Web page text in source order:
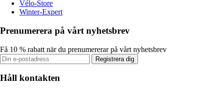
Vélo-Store
Winter-Expert
Prenumerera på vårt nyhetsbrev
Få 10 % rabatt när du prenumererar på vårt nyhetsbrev
Registrera dig
Håll kontakten